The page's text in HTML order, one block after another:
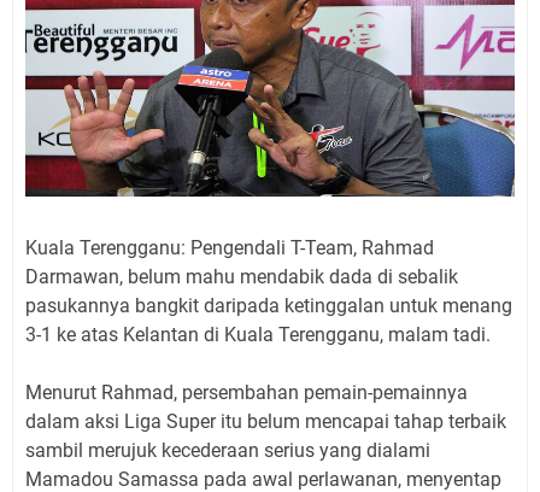
Kuala Terengganu: Pengendali T-Team, Rahmad
Darmawan, belum mahu mendabik dada di sebalik
pasukannya bangkit daripada ketinggalan untuk menang
3-1 ke atas Kelantan di Kuala Terengganu, malam tadi.
Menurut Rahmad, persembahan pemain-pemainnya
dalam aksi Liga Super itu belum mencapai tahap terbaik
sambil merujuk kecederaan serius yang dialami
Mamadou Samassa pada awal perlawanan, menyentap